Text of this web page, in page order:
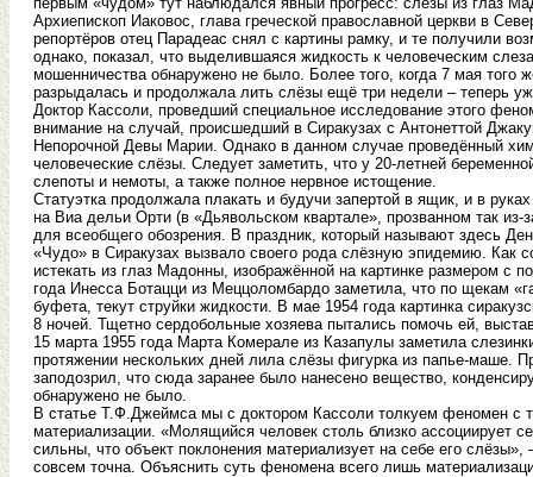
Архиепископ Иаковос, глава греческой православной церкви в
репортёров отец Парадеас снял с картины рамку, и те получили
однако, показал, что выделившаяся жидкость к человеческим
мошенничества обнаружено не было. Более того, когда 7 мая
разрыдалась и продолжала лить слёзы ещё три недели – теперь
Доктор Кассоли, проведший специальное исследование этого
внимание на случай, происшедший в Сиракузах с Антонеттой
Непорочной Девы Марии. Однако в данном случае проведённый
человеческие слёзы. Следует заметить, что у 20-летней
слепоты и немоты, а также полное нервное истощение.
Статуэтка продолжала плакать и будучи запертой в ящик, и в
на Виа дельи Орти (в «Дьявольском квартале», прозванном так
для всеобщего обозрения. В праздник, который называют здесь
«Чудо» в Сиракузах вызвало своего рода слёзную эпидемию. Как
истекать из глаз Мадонны, изображённой на картинке размером с
года Инесса Ботацци из Меццоломбардо заметила, что по щекам
буфета, текут струйки жидкости. В мае 1954 года картинка
8 ночей. Тщетно сердобольные хозяева пытались помочь ей,
15 марта 1955 года Марта Комерале из Казапулы заметила
протяжении нескольких дней лила слёзы фигурка из папье-маше.
заподозрил, что сюда заранее было нанесено вещество,
обнаружено не было.
В статье Т.Ф.Джеймса мы с доктором Кассоли толкуем феномен с
материализации. «Молящийся человек столь близко ассоциирует
сильны, что объект поклонения материализует на себе его
совсем точна. Объяснить суть феномена всего лишь